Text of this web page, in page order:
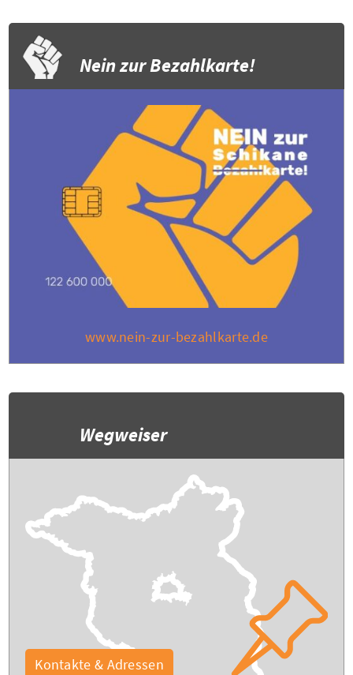
Nein zur Bezahlkarte!
www.nein-zur-bezahlkarte.de
Wegweiser
Kontakte & Adressen